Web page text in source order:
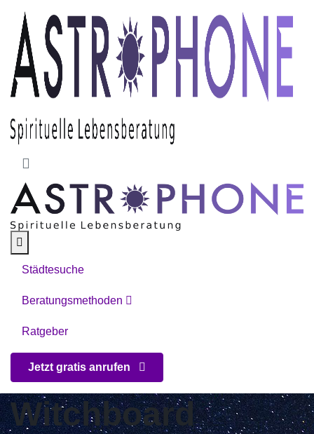
Skip to main content
Städtesuche
Beratungsmethoden
Ratgeber
Jetzt gratis anrufen
Witchboard